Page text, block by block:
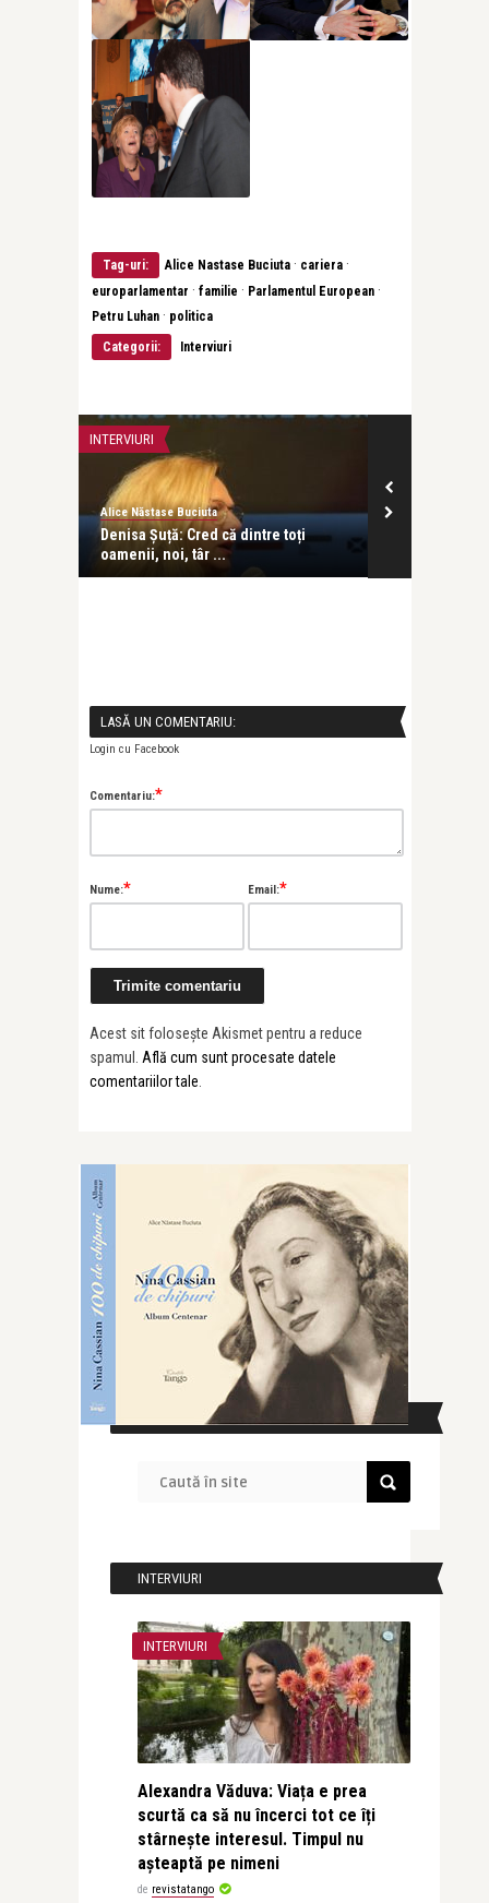
Tag-uri: Alice Nastase Buciuta · cariera ·
europarlamentar · familie · Parlamentul European ·
Petru Luhan · politica
Categorii:
Interviuri
INTERVIURI
Alice Năstase Buciuta
Denisa Șuță: Cred că dintre toți
oamenii, noi, târ ...
LASĂ UN COMENTARIU:
Login cu Facebook
Comentariu:*
Nume:* Email:*
Acest sit folosește Akismet pentru a reduce
spamul. Află cum sunt procesate datele
comentariilor tale
CAUTĂ ÎN SITE
INTERVIURI
INTERVIURI
Alexandra Văduva: Viața e prea
scurtă ca să nu încerci tot ce îți
stârnește interesul. Timpul nu
așteaptă pe nimeni
de revistatango